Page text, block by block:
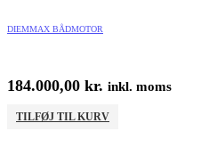
DIEMMAX BÅDMOTOR
184.000,00 kr. inkl. moms
TILFØJ TIL KURV